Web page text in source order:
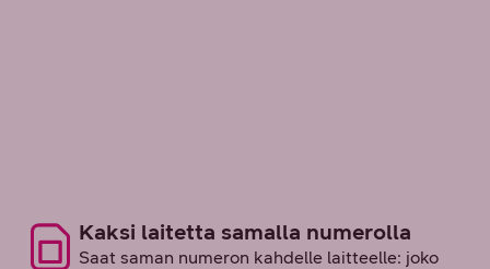
Kaksi laitetta samalla numerolla
Saat saman numeron kahdelle laitteelle: joko